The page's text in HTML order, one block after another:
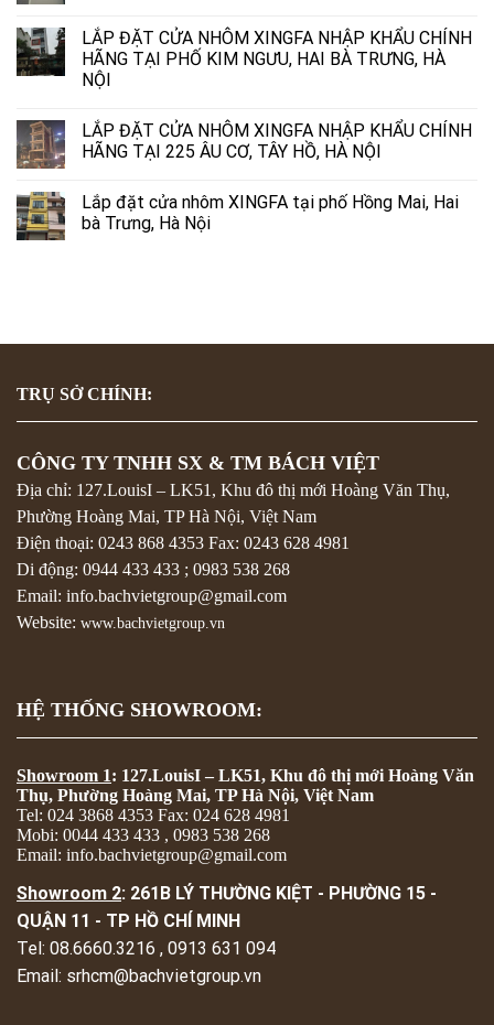
LẮP ĐẶT CỬA NHÔM XINGFA NHẬP KHẨU CHÍNH
HÃNG TẠI PHỐ KIM NGƯU, HAI BÀ TRƯNG, HÀ
NỘI
LẮP ĐẶT CỬA NHÔM XINGFA NHẬP KHẨU CHÍNH
HÃNG TẠI 225 ÂU CƠ, TÂY HỒ, HÀ NỘI
Lắp đặt cửa nhôm XINGFA tại phố Hồng Mai, Hai
bà Trưng, Hà Nội
TRỤ SỞ CHÍNH:
CÔNG TY TNHH SX & TM BÁCH VIỆT
Địa chỉ: 127.LouisI – LK51, Khu đô thị mới Hoàng Văn Thụ,
Phường Hoàng Mai, TP Hà Nội, Việt Nam
Điện thoại: 0243 868 4353 Fax: 0243 628 4981
Di động: 0944 433 433 ; 0983 538 268
Email: info.bachvietgroup@gmail.com
Website: www.bachvietgroup.vn
HỆ THỐNG SHOWROOM:
Showroom 1: 127.LouisI – LK51, Khu đô thị mới Hoàng Văn
Thụ, Phường Hoàng Mai, TP Hà Nội, Việt Nam
Tel: 024 3868 4353 Fax: 024 628 4981
Mobi: 0044 433 433 , 0983 538 268
Email: info.bachvietgroup@gmail.com
Showroom 2: 261B LÝ THƯỜNG KIỆT - PHƯỜNG 15 -
QUẬN 11 - TP HỒ CHÍ MINH
Tel: 08.6660.3216 , 0913 631 094
Email: srhcm@bachvietgroup.vn